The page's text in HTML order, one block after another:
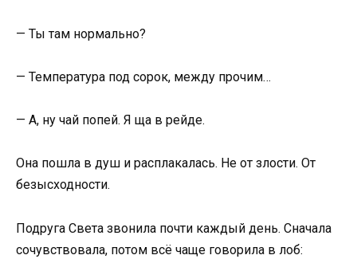
— Ты там нормально?
— Температура под сорок, между прочим…
— А, ну чай попей. Я ща в рейде.
Она пошла в душ и расплакалась. Не от злости. От
безысходности.
Подруга Света звонила почти каждый день. Сначала
сочувствовала, потом всё чаще говорила в лоб: